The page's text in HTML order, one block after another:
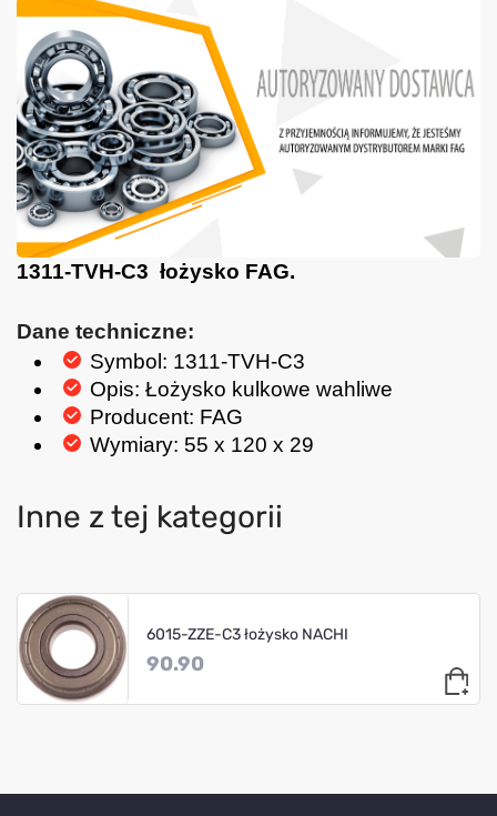
1311-TVH-C3 łożysko FAG.
Dane techniczne:
Symbol: 1311-TVH-C3
Opis: Łożysko kulkowe wahliwe
Producent: FAG
Wymiary: 55 x 120 x 29
Inne z tej kategorii
6015-ZZE-C3 łożysko NACHI
90.90